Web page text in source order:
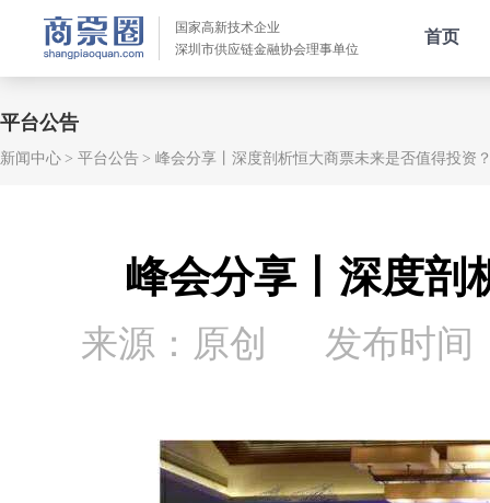
国家高新技术企业
深圳市供应链金融协会理事单位
首页
平台公告
新闻中心 平台公告 峰会分享丨深度剖析恒大商票未来是否值得投资
峰会分享丨深度剖
来源：原创 发布时间